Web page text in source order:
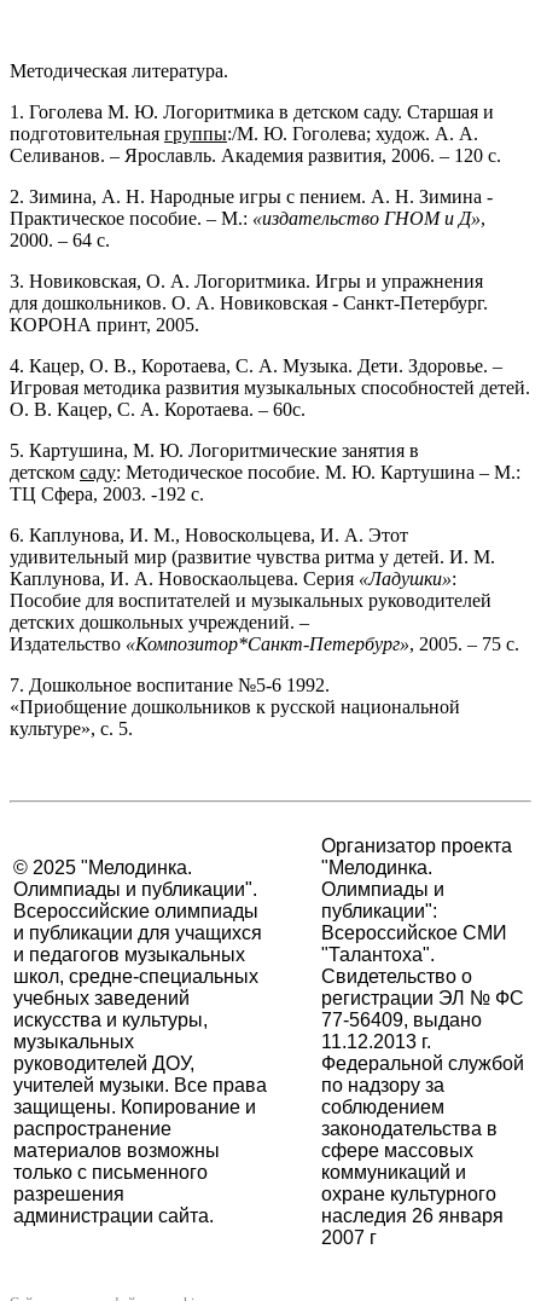
Методическая литература.
1. Гоголева М. Ю. Логоритмика в детском саду. Старшая и
подготовительная группы:/М. Ю. Гоголева; худож. А. А.
Селиванов. – Ярославль. Академия развития, 2006. – 120 с.
2. Зимина, А. Н. Народные игры с пением. А. Н. Зимина -
Практическое пособие. – М.: «издательство ГНОМ и Д»,
2000. – 64 с.
3. Новиковская, О. А. Логоритмика. Игры и упражнения
для дошкольников. О. А. Новиковская - Санкт-Петербург.
КОРОНА принт, 2005.
4. Кацер, О. В., Коротаева, С. А. Музыка. Дети. Здоровье. –
Игровая методика развития музыкальных способностей детей.
О. В. Кацер, С. А. Коротаева. – 60с.
5. Картушина, М. Ю. Логоритмические занятия в
детском саду: Методическое пособие. М. Ю. Картушина – М.:
ТЦ Сфера, 2003. -192 с.
6. Каплунова, И. М., Новоскольцева, И. А. Этот
удивительный мир (развитие чувства ритма у детей. И. М.
Каплунова, И. А. Новоскаольцева. Серия «Ладушки»:
Пособие для воспитателей и музыкальных руководителей
детских дошкольных учреждений. –
Издательство «Композитор*Санкт-Петербург», 2005. – 75 с.
7. Дошкольное воспитание №5-6 1992.
«Приобщение дошкольников к русской национальной
культуре», с. 5.
© 2025 "Мелодинка.
Олимпиады и публикации".
Всероссийские олимпиады
и публикации для учащихся
и педагогов музыкальных
школ, средне-специальных
учебных заведений
искусства и культуры,
музыкальных
руководителей ДОУ,
учителей музыки. Все права
защищены. Копирование и
распространение
материалов возможны
только с письменного
разрешения
администрации сайта.
Организатор проекта
"Мелодинка.
Олимпиады и
публикации":
Всероссийское СМИ
"Талантоха".
Свидетельство о
регистрации ЭЛ № ФС
77-56409, выдано
11.12.2013 г.
Федеральной службой
по надзору за
соблюдением
законодательства в
сфере массовых
коммуникаций и
охране культурного
наследия 26 января
2007 г